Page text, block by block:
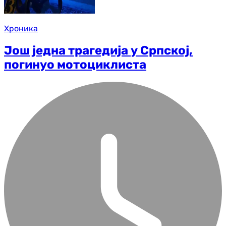
Хроника
Још једна трагедија у Српској,
погинуо мотоциклиста